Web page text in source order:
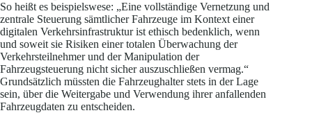
So heißt es beispielswese: „Eine vollständige Vernetzung und
zentrale Steuerung sämtlicher Fahrzeuge im Kontext einer
digitalen Verkehrsinfrastruktur ist ethisch bedenklich, wenn
und soweit sie Risiken einer totalen Überwachung der
Verkehrsteilnehmer und der Manipulation der
Fahrzeugsteuerung nicht sicher auszuschließen vermag.“
Grundsätzlich müssten die Fahrzeughalter stets in der Lage
sein, über die Weitergabe und Verwendung ihrer anfallenden
Fahrzeugdaten zu entscheiden.